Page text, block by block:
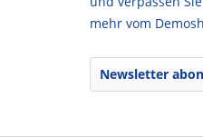
mehr vom
Newsletter